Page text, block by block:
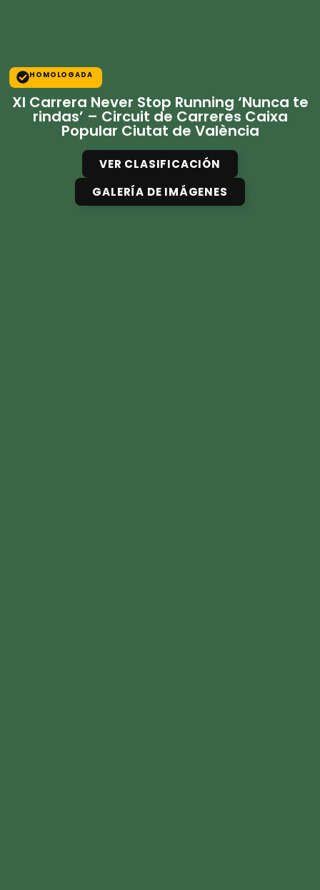
HOMOLOGADA
XI Carrera Never Stop Running ‘Nunca te
rindas’ – Circuit de Carreres Caixa
Popular Ciutat de València
VER CLASIFICACIÓN
GALERÍA DE IMÁGENES